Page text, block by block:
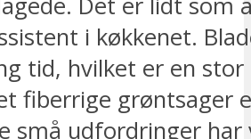
i køkkenet.
tid, hvilket er en
fiberrige grøntsager
små udfordringer